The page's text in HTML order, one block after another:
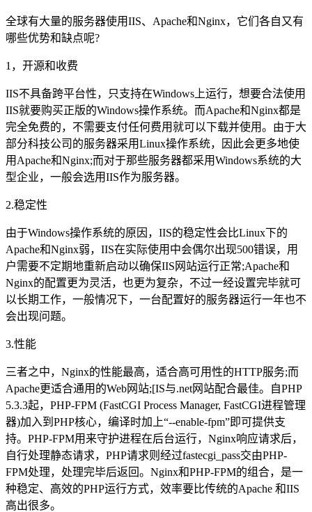
全球有大量的服务器使用IIS、Apache和Nginx，它们各自又有
哪些优势和缺点呢?
1，开源和收费
IIS不具备跨平台性，只支持在Windows上运行，想要合法使用
IIS就要购买正版的Windows操作系统。而Apache和Nginx都是
完全免费的，不需要支付任何费用就可以下载并使用。由于大
部分科技公司的服务器采用Linux操作系统，因此会更多地使
用Apache和Nginx;而对于那些服务器都采用Windows系统的大
型企业，一般会选用IIS作为服务器。
2.稳定性
由于Windows操作系统的原因，IIS的稳定性会比Linux下的
Apache和Nginx弱，IIS在实际使用中会偶尔出现500错误，用
户需要不定期地重新启动以确保IIS网站运行正常;Apache和
Nginx的配置更为灵活，也更为复杂，不过一经设置完毕就可
以长期工作，一般情况下，一台配置好的服务器运行一年也不
会出现问题。
3.性能
三者之中，Nginx的性能最高，适合高可用性的HTTP服务;而
Apache更适合通用的Web网站;[IS与.net网站配合最佳。自PHP
5.3.3起，PHP-FPM (FastCGI Process Manager, FastCGI进程管理
器)加入到PHP核心，编译时加上“--enable-fpm”即可提供支
持。PHP-FPM用来守护进程在后台运行，Nginx响应请求后，
自行处理静态请求，PHP请求则经过fastecgi_pass交由PHP-
FPM处理，处理完毕后返回。Nginx和PHP-FPM的组合，是一
种稳定、高效的PHP运行方式，效率要比传统的Apache 和IIS
高出很多。